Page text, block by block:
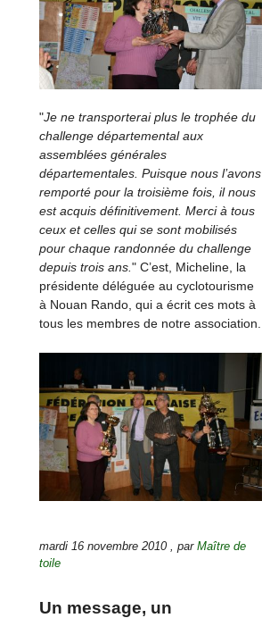
"Je ne transporterai plus le trophée du
challenge départemental aux
assemblées générales
départementales. Puisque nous l’avons
remporté pour la troisième fois, il nous
est acquis définitivement. Merci à tous
ceux et celles qui se sont mobilisés
pour chaque randonnée du challenge
depuis trois ans." C’est, Micheline, la
présidente déléguée au cyclotourisme
à Nouan Rando, qui a écrit ces mots à
tous les membres de notre association.
mardi 16 novembre 2010 ,parMaître de
toile
Un message, un